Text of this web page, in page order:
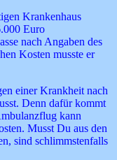
Krankenhaus
Euro
nach Angaben des
Kosten musste er
einer Krankheit nach
Denn dafür kommt
kann
Musst Du aus den
sind schlimmstenfalls